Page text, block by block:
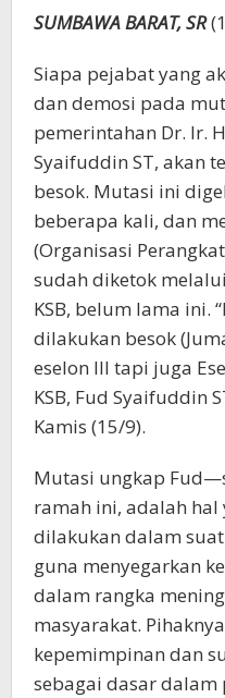
SUMBAWA BARAT, SR
Siapa pejabat yang
dan demosi pada
pemerintahan Dr. Ir.
Syaifuddin ST, akan
besok. Mutasi ini
beberapa kali, dan
(Organisasi
sudah diketok
KSB, belum lama ini.
dilakukan besok
eselon III tapi juga
KSB, Fud Syaifuddin
Kamis (15/9).
Mutasi ungkap
ramah ini, adalah
dilakukan dalam
guna menyegarkan
dalam rangka
masyarakat.
kepemimpinan dan
sebagai dasar dalam